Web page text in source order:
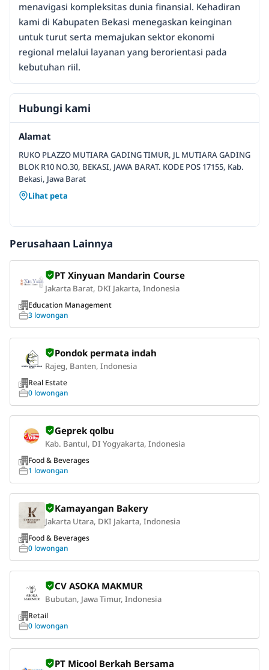
menavigasi kompleksitas dunia finansial. Kehadiran
kami di Kabupaten Bekasi menegaskan keinginan
untuk turut serta memajukan sektor ekonomi
regional melalui layanan yang berorientasi pada
kebutuhan riil.
Hubungi kami
Alamat
RUKO PLAZZO MUTIARA GADING TIMUR, JL MUTIARA GADING
BLOK R10 NO.30, BEKASI, JAWA BARAT. KODE POS 17155, Kab.
Bekasi, Jawa Barat
Lihat peta
Perusahaan Lainnya
PT Xinyuan Mandarin Course
Jakarta Barat, DKI Jakarta, Indonesia
Education Management
3 lowongan
Pondok permata indah
Rajeg, Banten, Indonesia
Real Estate
0 lowongan
Geprek qolbu
Kab. Bantul, DI Yogyakarta, Indonesia
Food & Beverages
1 lowongan
Kamayangan Bakery
Jakarta Utara, DKI Jakarta, Indonesia
Food & Beverages
0 lowongan
CV ASOKA MAKMUR
Bubutan, Jawa Timur, Indonesia
Retail
0 lowongan
PT Micool Berkah Bersama